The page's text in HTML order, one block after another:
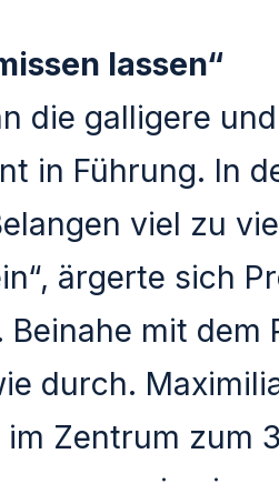
lassen“
die galligere
in Führung. In
viel zu
ärgerte sich
mit dem
durch.
Zentrum zum